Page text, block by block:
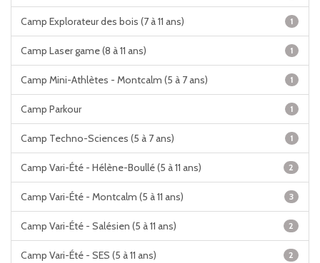
Camp Explorateur des bois (7 à 11 ans) 1
Camp Laser game (8 à 11 ans) 1
Camp Mini-Athlètes - Montcalm (5 à 7 ans) 1
Camp Parkour 1
Camp Techno-Sciences (5 à 7 ans) 1
Camp Vari-Été - Hélène-Boullé (5 à 11 ans) 2
Camp Vari-Été - Montcalm (5 à 11 ans) 3
Camp Vari-Été - Salésien (5 à 11 ans) 2
Camp Vari-Été - SES (5 à 11 ans) 2